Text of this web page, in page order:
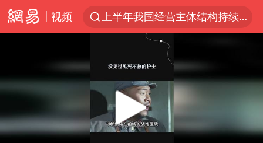
视频
上半年我国经营主体结构持续优化
王传君 《披荆斩棘》
白海豚预计将在浙江苍南到三门一带登陆
国足U17与阿森纳决赛取消 并列冠军